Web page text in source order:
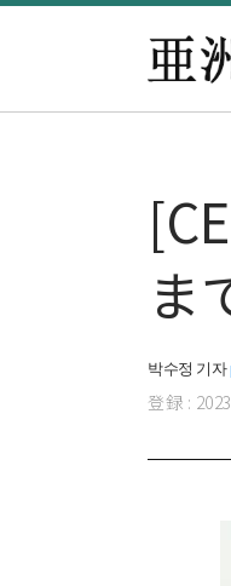
ま
박수정 기자
登録 :